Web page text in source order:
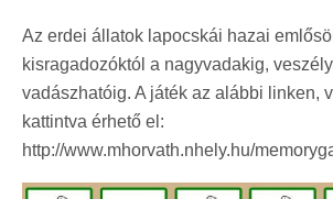
Az erdei állatok lapocskái hazai
kisragadozóktól a nagyvadakig,
vadászhatóig. A játék az alábbi linken,
kattintva érhető el:
http://www.mhorvath.nhely.hu/